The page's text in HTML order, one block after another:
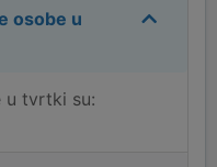
osobe u
u tvrtki su: